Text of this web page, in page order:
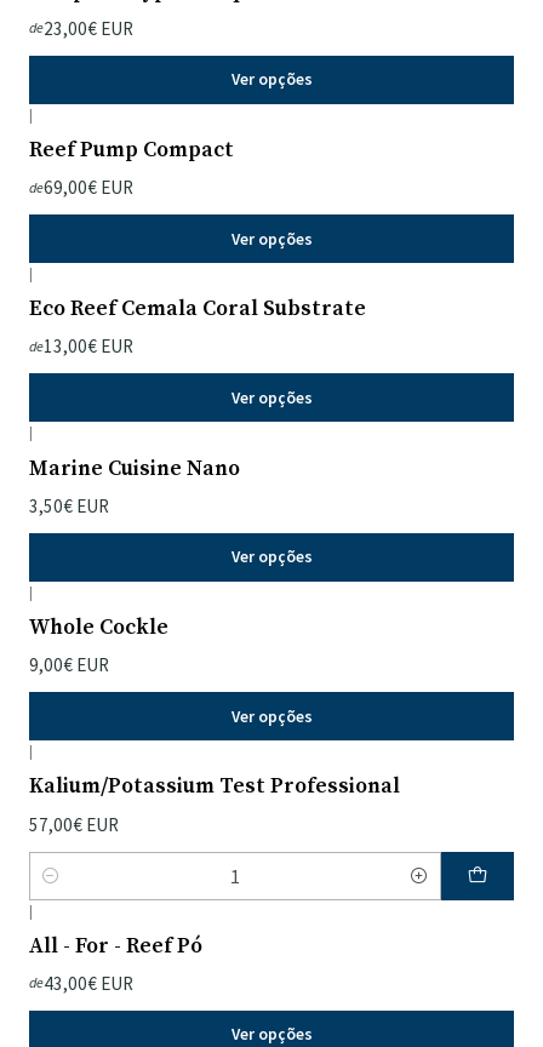
de23,00€ EUR
Ver opções
|
Reef Pump Compact
de69,00€ EUR
Ver opções
|
Eco Reef Cemala Coral Substrate
de13,00€ EUR
Ver opções
|
Marine Cuisine Nano
3,50€ EUR
Ver opções
|
Whole Cockle
9,00€ EUR
Ver opções
|
Kalium/Potassium Test Professional
57,00€ EUR
Quantidade
|
All - For - Reef Pó
de43,00€ EUR
Ver opções